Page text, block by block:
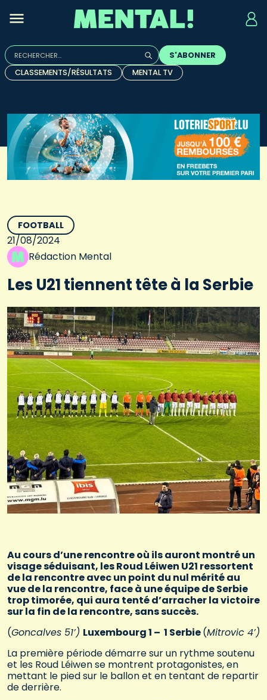
Rechercher :
Quand les résultats de l'auto-complétion sont
S'ABONNER
CLASSEMENTS/RÉSULTATS
MENTAL TV
FOOTBALL
21/08/2024
Rédaction Mental
Les U21 tiennent tête à la Serbie
Au cours d’une rencontre où ils auront montré un
visage séduisant, les Roud Léiwen U21 ressortent
de la rencontre avec un point du nul mérité au
vue de la rencontre, face à une équipe de Serbie
trop timorée, qui aura tenté d’arracher la victoire
sur la fin de la rencontre, sans succès.
(Goncalves 51’) Luxembourg 1 – 1 Serbie(Mitrovic 4’)
La première période démarre sur un rythme soutenu
et les Roud Léiwen se montrent protagonistes, en
mettant le pied sur le ballon et en tentant de repartir
de derrière.